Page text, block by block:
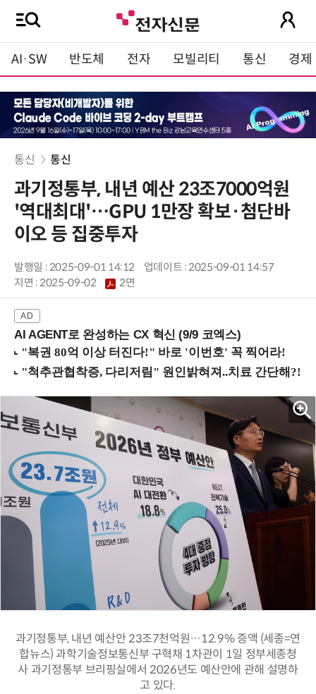
AI·SW 반도체 전자 모빌리티 통신 경제
통신 통신
과기정통부, 내년 예산 23조7000억원
'역대최대'…GPU 1만장 확보·첨단바
이오 등 집중투자
발행일 : 2025-09-01 14:12
업데이트 : 2025-09-01 14:57
지면 :2025-09-02 2면
AI AGENT로 완성하는 CX 혁신 (9/9 코엑스)
과기정통부, 내년 예산안 23조7천억원…12.9% 증액 (세종=연
합뉴스) 과학기술정보통신부 구혁채 1차관이 1일 정부세종청
사 과기정통부 브리핑실에서 2026년도 예산안에 관해 설명하
고 있다.